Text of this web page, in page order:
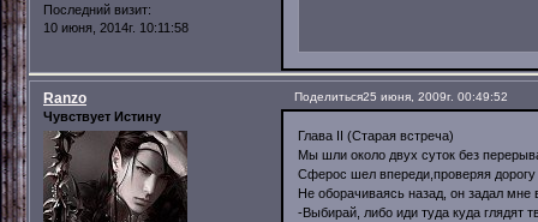
Последний визит:
10 июня, 2014г. 10:11:58
Поделиться25 июня, 2009г. 00:49:52
Ranzo
Чувствует Истину
Глава II (Старая встреча)
Мы шли около двух суток без
Сферос шел впереди,проверяя
Не оборачиваясь назад, он задал
-Выбирай, либо иди туда куда глядят